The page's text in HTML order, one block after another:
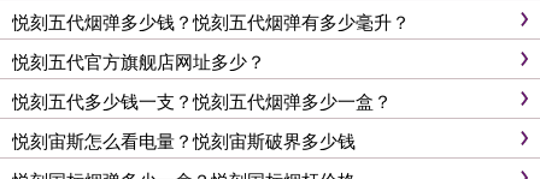
悦刻五代烟弹多少钱？悦刻五代烟弹有多少毫升？
悦刻五代官方旗舰店网址多少？
悦刻五代多少钱一支？悦刻五代烟弹多少一盒？
悦刻宙斯怎么看电量？悦刻宙斯破界多少钱